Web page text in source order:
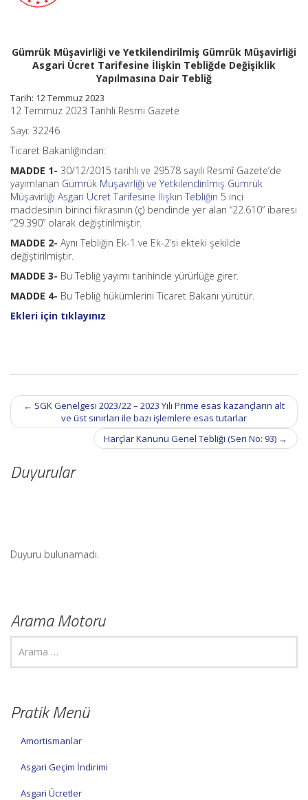
Gümrük Müşavirliği ve Yetkilendirilmiş Gümrük Müşavirliği
Asgari Ücret Tarifesine İlişkin Tebliğde Değişiklik
Yapılmasına Dair Tebliğ
Tarih: 12 Temmuz 2023
12 Temmuz 2023 Tarihli Resmi Gazete
Sayı: 32246
Ticaret Bakanlığından:
MADDE 1- 30/12/2015 tarihli ve 29578 sayılı Resmî Gazete’de
yayımlanan Gümrük Müşavirliği ve Yetkilendirilmiş Gümrük
Müşavirliği Asgari Ücret Tarifesine İlişkin Tebliğin 5 inci
maddesinin birinci fıkrasının (ç) bendinde yer alan “22.610” ibaresi
“29.390” olarak değiştirilmiştir.
MADDE 2- Aynı Tebliğin Ek-1 ve Ek-2’si ekteki şekilde
değiştirilmiştir.
MADDE 3- Bu Tebliğ yayımı tarihinde yürürlüğe girer.
MADDE 4- Bu Tebliğ hükümlerini Ticaret Bakanı yürütür.
Ekleri için tıklayınız
Post
navigation
← SGK Genelgesi 2023/22 – 2023 Yılı Prime esas kazançların alt
ve üst sınırları ile bazı işlemlere esas tutarlar
Harçlar Kanunu Genel Tebliği (Seri No: 93) →
Duyurular
Duyuru bulunamadı.
Arama Motoru
Pratik Menü
Amortismanlar
Asgari Geçim İndirimi
Asgari Ücretler